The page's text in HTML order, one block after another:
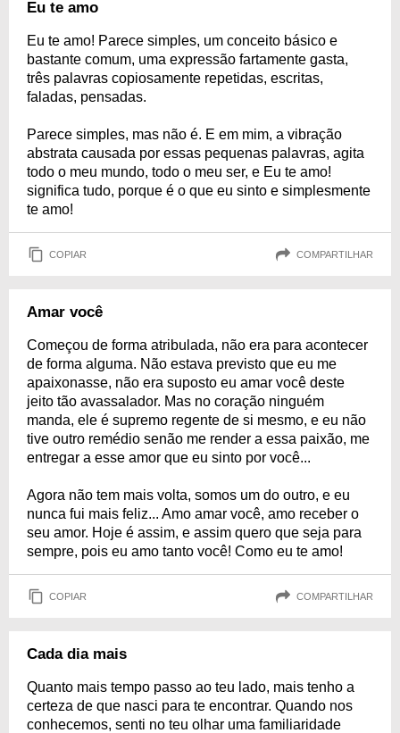
Eu te amo
Eu te amo! Parece simples, um conceito básico e
bastante comum, uma expressão fartamente gasta,
três palavras copiosamente repetidas, escritas,
faladas, pensadas.
Parece simples, mas não é. E em mim, a vibração
abstrata causada por essas pequenas palavras, agita
todo o meu mundo, todo o meu ser, e Eu te amo!
significa tudo, porque é o que eu sinto e simplesmente
te amo!
COPIAR COMPARTILHAR
Amar você
Começou de forma atribulada, não era para acontecer
de forma alguma. Não estava previsto que eu me
apaixonasse, não era suposto eu amar você deste
jeito tão avassalador. Mas no coração ninguém
manda, ele é supremo regente de si mesmo, e eu não
tive outro remédio senão me render a essa paixão, me
entregar a esse amor que eu sinto por você...
Agora não tem mais volta, somos um do outro, e eu
nunca fui mais feliz... Amo amar você, amo receber o
seu amor. Hoje é assim, e assim quero que seja para
sempre, pois eu amo tanto você! Como eu te amo!
COPIAR COMPARTILHAR
Cada dia mais
Quanto mais tempo passo ao teu lado, mais tenho a
certeza de que nasci para te encontrar. Quando nos
conhecemos, senti no teu olhar uma familiaridade